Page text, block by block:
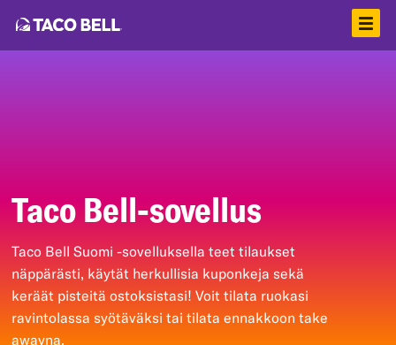
Taco Bell-sovellus
Taco Bell Suomi -sovelluksella teet tilaukset
näppärästi, käytät herkullisia kuponkeja sekä
keräät pisteitä ostoksistasi! Voit tilata ruokasi
ravintolassa syötäväksi tai tilata ennakkoon take
awayna.